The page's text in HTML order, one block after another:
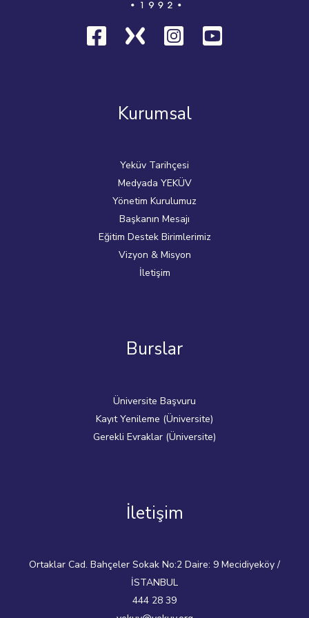
Kurumsal
Yeküv Tarihçesi
Medyada YEKÜV
Yönetim Kurulumuz
Başkanın Mesajı
Eğitim Destek Birimlerimiz
Vizyon & Misyon
İletişim
Burslar
Üniversite Başvuru
Kayıt Yenileme (Üniversite)
Gerekli Evraklar (Üniversite)
İletişim
Ortaklar Cad. Bahçeler Sokak No:2 Daire: 9 Mecidiyeköy /
İSTANBUL
444 28 39